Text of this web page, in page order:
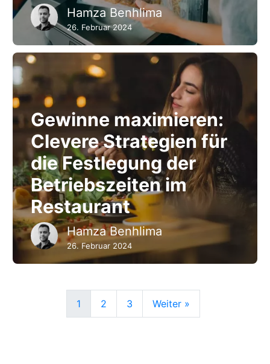
Hamza Benhlima
26. Februar 2024
Gewinne maximieren:
Clevere Strategien für
die Festlegung der
Betriebszeiten im
Restaurant
Hamza Benhlima
26. Februar 2024
1 2 3 Weiter »